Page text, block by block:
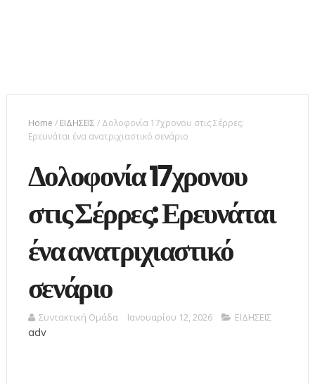
Home / ΕΙΔΗΣΕΙΣ / Δολοφονία 17χρονου στις Σέρρες:
Ερευνάται ένα ανατριχιαστικό σενάριο
Δολοφονία 17χρονου
στις Σέρρες: Ερευνάται
ένα ανατριχιαστικό
σενάριο
Συντακτική Ομάδα Ιανουαρίου 12, 2026 ΕΙΔΗΣΕΙΣ
adv